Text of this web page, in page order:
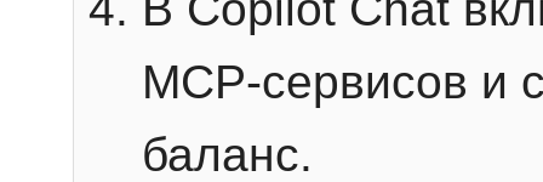
MCP-сервисов и
баланс.